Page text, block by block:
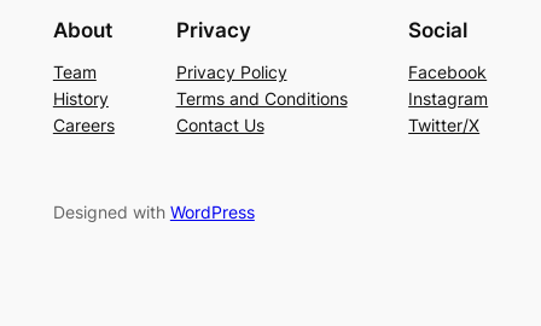
About
Team
History
Careers
Privacy
Privacy Policy
Terms and Conditions
Contact Us
Social
Facebook
Instagram
Twitter/X
Designed with WordPress